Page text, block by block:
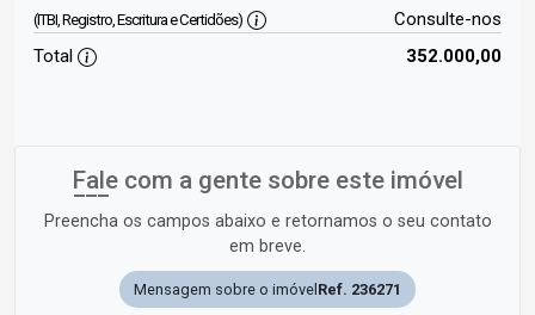
(ITBI, Registro, Escritura e Certidões)
Consulte-nos
Total
352.000,00
Fale com a gente sobre este imóvel
Preencha os campos abaixo e retornamos o seu contato
em breve.
Mensagem sobre o imóvelRef. 236271